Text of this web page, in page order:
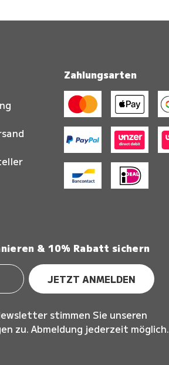
Zahlungsarten
& 10% Rabatt sichern
JETZT ANMELDEN
stimmen Sie unseren
zu. Abmeldung jederzeit möglich.